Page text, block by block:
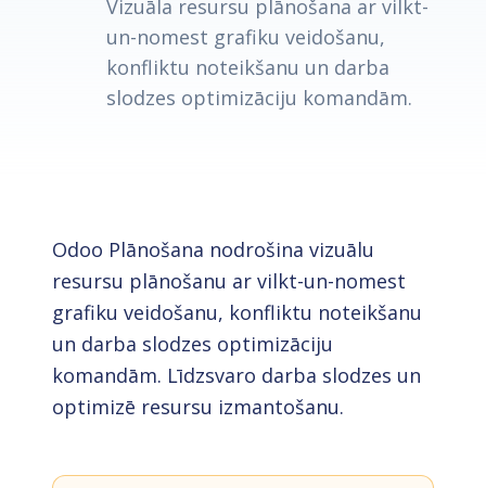
Vizuāla resursu plānošana ar vilkt-
un-nomest grafiku veidošanu,
konfliktu noteikšanu un darba
slodzes optimizāciju komandām.
Odoo Plānošana nodrošina vizuālu
resursu plānošanu ar vilkt-un-nomest
grafiku veidošanu, konfliktu noteikšanu
un darba slodzes optimizāciju
komandām. Līdzsvaro darba slodzes un
optimizē resursu izmantošanu.